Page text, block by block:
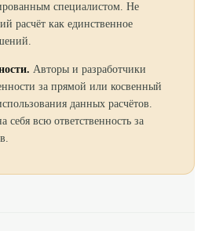
специалистом. Не
расчёт как единственное
Авторы и разработчики
за прямой или косвенный
данных расчётов.
себя всю ответственность за